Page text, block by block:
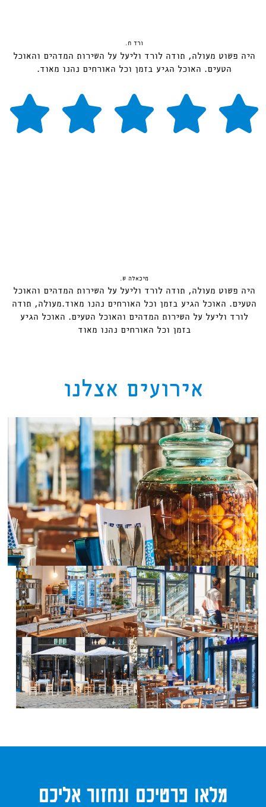
ורד ח.
היה פשוט מעולה, תודה לורד וליעל על השירות המדהים והאוכל
הטעים. האוכל הגיע בזמן וכל האורחים נהנו מאוד.
מיכאלה ש.
היה פשוט מעולה, תודה לורד וליעל על השירות המדהים והאוכל
הטעים. האוכל הגיע בזמן וכל האורחים נהנו מאוד.מעולה, תודה
לורד וליעל על השירות המדהים והאוכל הטעים. האוכל הגיע
בזמן וכל האורחים נהנו מאוד
אירועים אצלנו
לפתיחת
התמונה
בגדול
לפתיחת
התמונה
בגדול
-
לפתיחת
התמונה
בגדול
-
לפתיחת
התמונה
בגדול
-
לפתיחת
התמונה
בגדול
-
מלאו פרטיכם ונחזור אליכם